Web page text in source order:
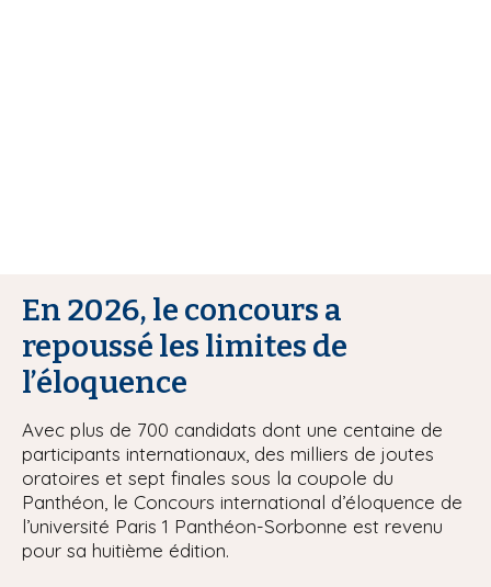
En 2026, le concours a
repoussé les limites de
l’éloquence
Avec plus de 700 candidats dont une centaine de
participants internationaux, des milliers de joutes
oratoires et sept finales sous la coupole du
Panthéon, le Concours international d’éloquence de
l’université Paris 1 Panthéon-Sorbonne est revenu
pour sa huitième édition.